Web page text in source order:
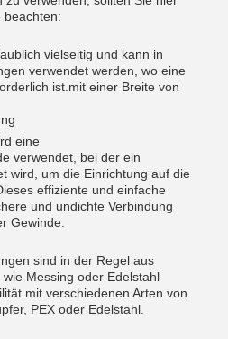
beachten:
vielseitig und kann in
verwendet werden, wo eine
ist.mit einer Breite von
eine
verwendet, bei der ein
wird, um die Einrichtung auf die
effiziente und einfache
und undichte Verbindung
Gewinde.
sind in der Regel aus
Messing oder Edelstahl
mit verschiedenen Arten von
PEX oder Edelstahl.